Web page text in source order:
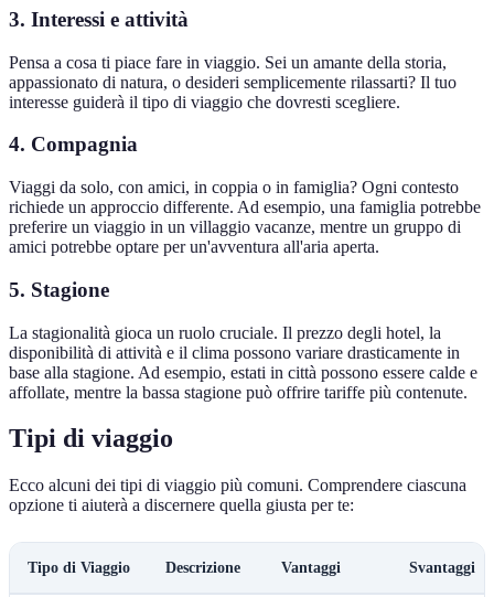
3. Interessi e attività
Pensa a cosa ti piace fare in viaggio. Sei un amante della storia,
appassionato di natura, o desideri semplicemente rilassarti? Il tuo
interesse guiderà il tipo di viaggio che dovresti scegliere.
4. Compagnia
Viaggi da solo, con amici, in coppia o in famiglia? Ogni contesto
richiede un approccio differente. Ad esempio, una famiglia potrebbe
preferire un viaggio in un villaggio vacanze, mentre un gruppo di
amici potrebbe optare per un'avventura all'aria aperta.
5. Stagione
La stagionalità gioca un ruolo cruciale. Il prezzo degli hotel, la
disponibilità di attività e il clima possono variare drasticamente in
base alla stagione. Ad esempio, estati in città possono essere calde e
affollate, mentre la bassa stagione può offrire tariffe più contenute.
Tipi di viaggio
Ecco alcuni dei tipi di viaggio più comuni. Comprendere ciascuna
opzione ti aiuterà a discernere quella giusta per te:
Tipo di Viaggio Descrizione Vantaggi Svantaggi